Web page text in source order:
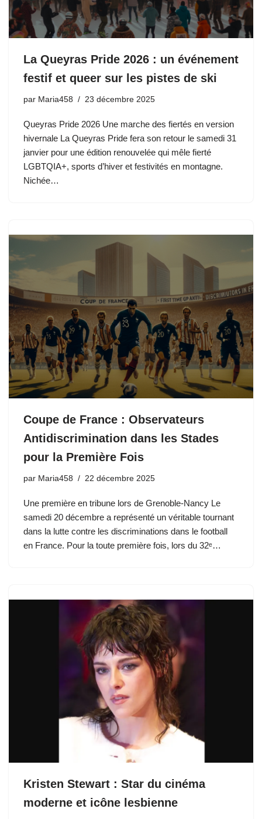
La Queyras Pride 2026 : un événement
festif et queer sur les pistes de ski
par Maria458 23 décembre 2025
Queyras Pride 2026 Une marche des fiertés en version
hivernale La Queyras Pride fera son retour le samedi 31
janvier pour une édition renouvelée qui mêle fierté
LGBTQIA+, sports d’hiver et festivités en montagne.
Nichée…
Coupe de France : Observateurs
Antidiscrimination dans les Stades
pour la Première Fois
par Maria458 22 décembre 2025
Une première en tribune lors de Grenoble-Nancy Le
samedi 20 décembre a représenté un véritable tournant
dans la lutte contre les discriminations dans le football
en France. Pour la toute première fois, lors du 32ᵉ…
Kristen Stewart : Star du cinéma
moderne et icône lesbienne